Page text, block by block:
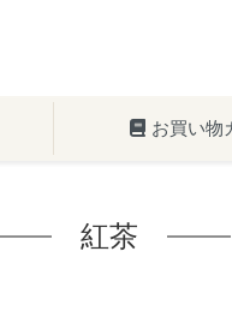
お買い物
紅茶